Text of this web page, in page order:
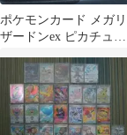
ポケモンカード メガリ
ザードンex ピカチュウ